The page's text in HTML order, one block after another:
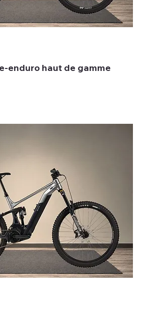
enduro haut de gamme